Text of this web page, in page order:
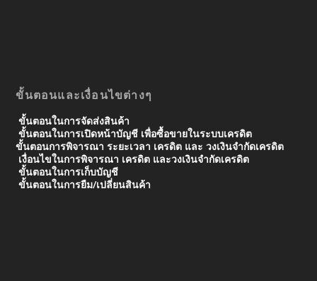
ขั้นตอนและเงื่อนไขต่างๆ
ขั้นตอนในการจัดส่งสินค้า
ขั้นตอนในการเปิดหน้าบัญชี เพื่อซื้อขายในระบบเครดิต
ขั้นตอนการพิจารณา ระยะเวลา เครดิต และ วงเงินจํากัดเครดิต
เงื่อนไขในการพิจารณา เครดิต และวงเงินจำกัดเครดิต
ขั้นตอนในการเก็บบัญชี
ขั้นตอนในการยืม/เปลี่ยนสินค้า